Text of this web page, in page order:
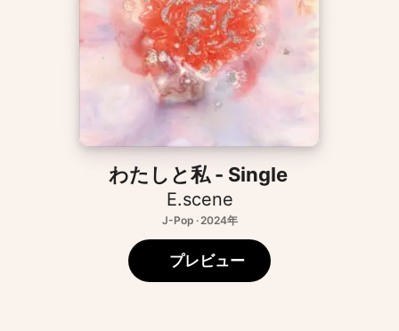
ラジオ
わたしと私 - Single
E.scene
J-Pop · 2024年
プレビュー